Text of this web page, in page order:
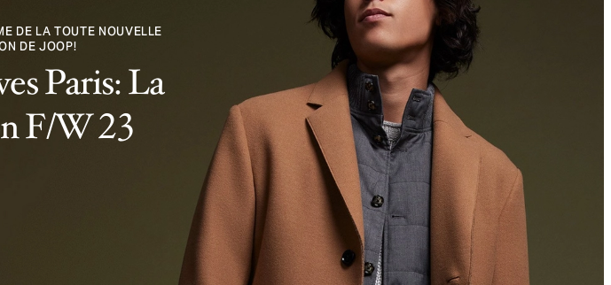
DE LA TOUTE NOUVELLE
DE JOOP!
Paris: La
F/W 23